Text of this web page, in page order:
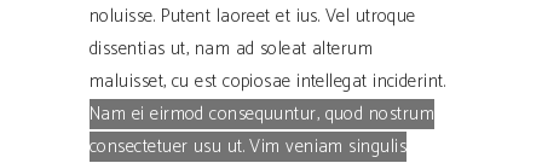
noluisse. Putent laoreet et ius. Vel utroque
dissentias ut, nam ad soleat alterum
maluisset, cu est copiosae intellegat inciderint.
Nam ei eirmod consequuntur, quod nostrum
consectetuer usu ut. Vim veniam singulis